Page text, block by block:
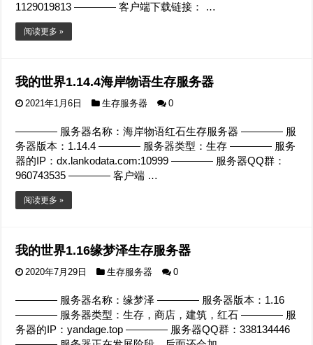
1129019813 ———— 客户端下载链接： …
阅读更多 »
我的世界1.14.4海岸物语生存服务器
2021年1月6日 生存服务器 0
———— 服务器名称：海岸物语红石生存服务器 ———— 服
务器版本：1.14.4 ———— 服务器类型：生存 ———— 服务
器的IP：dx.lankodata.com:10999 ———— 服务器QQ群：
960743535 ———— 客户端 …
阅读更多 »
我的世界1.16缘梦泽生存服务器
2020年7月29日 生存服务器 0
———— 服务器名称：缘梦泽 ———— 服务器版本：1.16
———— 服务器类型：生存，商店，建筑，红石 ———— 服
务器的IP：yandage.top ———— 服务器QQ群：338134446